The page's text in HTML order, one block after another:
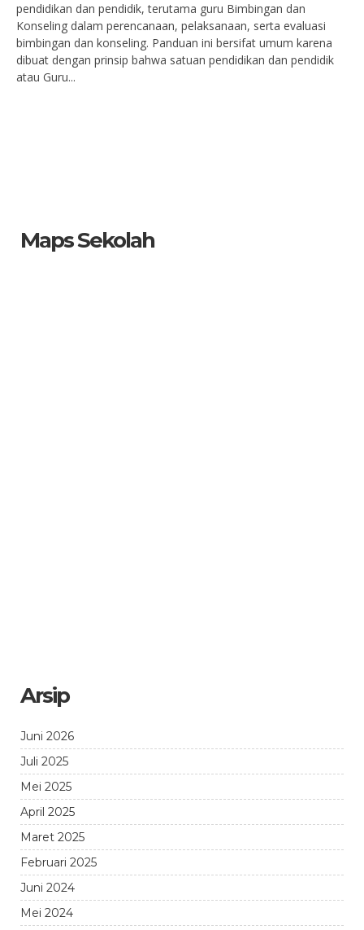
pendidikan dan pendidik, terutama guru Bimbingan dan
Konseling dalam perencanaan, pelaksanaan, serta evaluasi
bimbingan dan konseling. Panduan ini bersifat umum karena
dibuat dengan prinsip bahwa satuan pendidikan dan pendidik
atau Guru...
Maps Sekolah
Arsip
Juni 2026
Juli 2025
Mei 2025
April 2025
Maret 2025
Februari 2025
Juni 2024
Mei 2024